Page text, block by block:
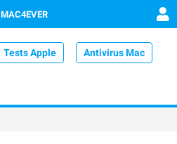
MAC4EVER
Tests Apple Antivirus Mac